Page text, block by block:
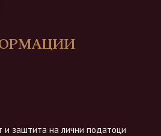
и заштита на лични податоци